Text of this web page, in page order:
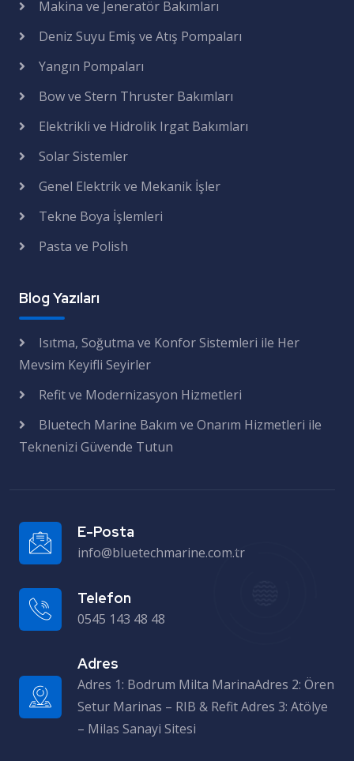
Makina ve Jeneratör Bakımları
Deniz Suyu Emiş ve Atış Pompaları
Yangın Pompaları
Bow ve Stern Thruster Bakımları
Elektrikli ve Hidrolik Irgat Bakımları
Solar Sistemler
Genel Elektrik ve Mekanik İşler
Tekne Boya İşlemleri
Pasta ve Polish
Blog Yazıları
Isıtma, Soğutma ve Konfor Sistemleri ile Her
Mevsim Keyifli Seyirler
Refit ve Modernizasyon Hizmetleri
Bluetech Marine Bakım ve Onarım Hizmetleri ile
Teknenizi Güvende Tutun
E-Posta
info@bluetechmarine.com.tr
Telefon
0545 143 48 48
Adres
Adres 1: Bodrum Milta MarinaAdres 2: Ören Setur Marinas – RIB & Refit Adres 3: Atölye – Milas Sanayi Sitesi